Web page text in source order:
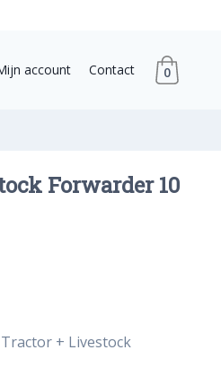
account Contact 0
Forwarder 10
+ Livestock